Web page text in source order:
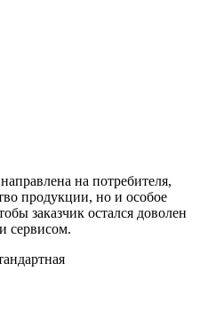
на потребителя,
продукции, но и особое
заказчик остался доволен
сервисом.